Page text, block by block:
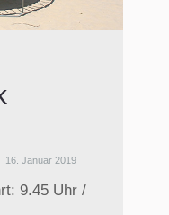
16. Januar 2019
9.45 Uhr /